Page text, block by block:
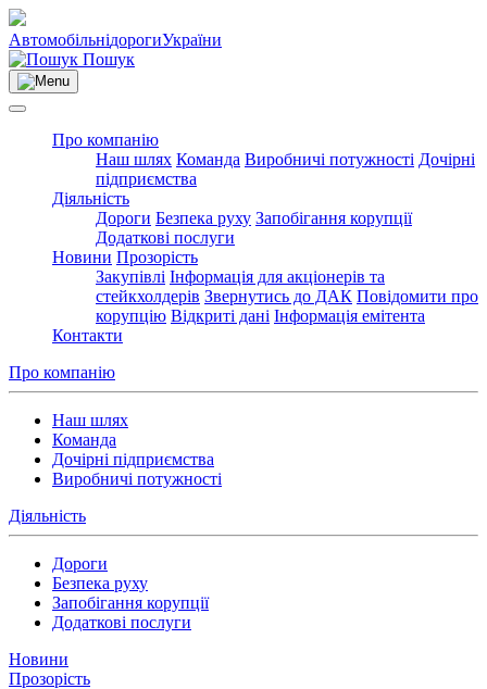
АвтомобільнідорогиУкраїни
Пошук
Про компанію
Наш шлях Команда Виробничі потужності Дочірні
підприємства
Діяльність
Дороги Безпека руху Запобігання корупції
Додаткові послуги
Новини Прозорість
Закупівлі Інформація для акціонерів та
стейкхолдерів Звернутись до ДАК Повідомити про
корупцію Відкриті дані Інформація емітента
Контакти
Про компанію
Наш шлях
Команда
Дочірні підприємства
Виробничі потужності
Діяльність
Дороги
Безпека руху
Запобігання корупції
Додаткові послуги
Новини
Прозорість